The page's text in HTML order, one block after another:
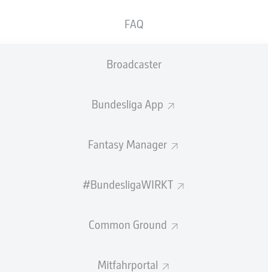
FAQ
Broadcaster
Bundesliga App
Fantasy Manager
#BundesligaWIRKT
Common Ground
Mitfahrportal